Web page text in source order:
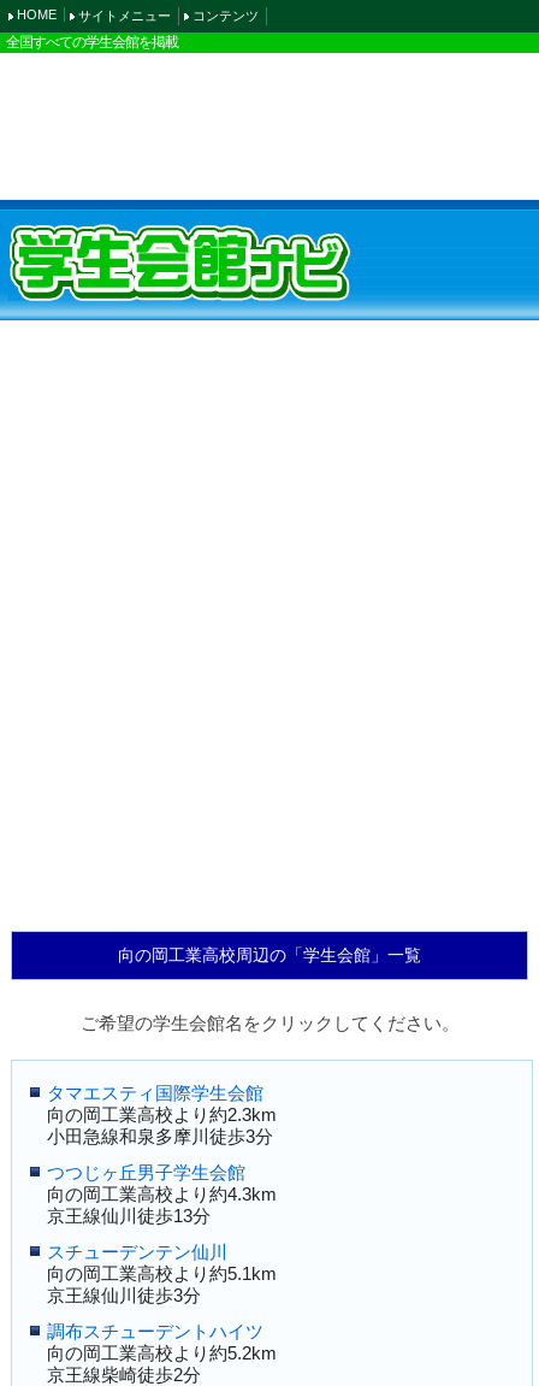
HOME サイトメニュー コンテンツ
全国すべての学生会館を掲載
向の岡工業高校周辺の「学生会館」一覧
ご希望の学生会館名をクリックしてください。
タマエスティ国際学生会館
向の岡工業高校より約2.3km
小田急線和泉多摩川徒歩3分
つつじヶ丘男子学生会館
向の岡工業高校より約4.3km
京王線仙川徒歩13分
スチューデンテン仙川
向の岡工業高校より約5.1km
京王線仙川徒歩3分
調布スチューデントハイツ
向の岡工業高校より約5.2km
京王線柴崎徒歩2分